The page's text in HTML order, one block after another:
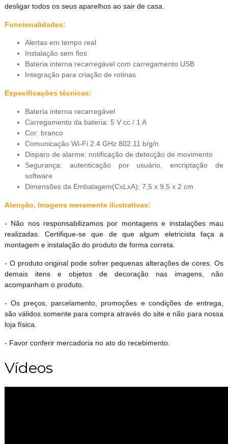
desligar todos os seus aparelhos ao sair de casa.
Funcionalidades:
Alertas em tempo real
Instalação sem fios
Bateria interna recarregável com carregamento USB
Integração para criação de rotinas
Especificações técnicas:
Bateria interna recarregável
Carregamento da bateria: 5 V cc / 1 A
Cor: branco
Comunicação Wi-Fi 2.4 GHz 802.11 b/g/n
Disparo de alarme: notificação de detecção de movimento
Segurança: autenticação por usuário, encriptação de
software
Dimensões da Embalagem(CxLxA): 7,5 x 9,5 x 2 cm
Atenção, Imagens meramente ilustrativas:
- Não nos responsabilizamos por montagens e instalações mau
realizadas. Certifique-se que de que algum eletricista faça a
montagem e instalação do produto de forma correta.
- O produto original pode sofrer pequenas alterações de cores. Os
demais itens e objetos de decoração nas imagens, não
acompanham o produto.
- Os preços, parcelamento, promoções e condições de entrega,
são válidos somente para compra através do site e não para nossa
loja física.
- Favor conferir mercadoria no ato do recebimento.
Vídeos